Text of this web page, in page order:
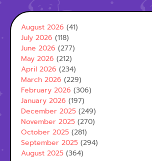
August 2026 (41)
July 2026 (118)
June 2026 (277)
May 2026 (212)
April 2026 (234)
March 2026 (229)
February 2026 (306)
January 2026 (197)
December 2025 (249)
November 2025 (270)
October 2025 (281)
September 2025 (294)
August 2025 (364)